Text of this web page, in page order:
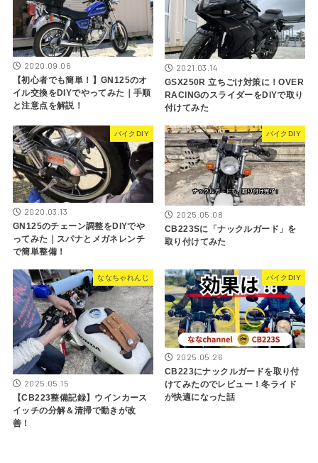
2020.09.06
【初心者でも簡単！】GN125のオ
イル交換をDIYでやってみた｜手順
と注意点を解説！
2021.03.14
GSX250R 立ちごけ対策に！OVER
RACINGのスライダーをDIYで取り
付けてみた
バイクDIY
2020.03.13
GN125のチェーン調整をDIYでや
ってみた｜スパナとメガネレンチ
で簡単整備！
バイクDIY
2025.05.08
CB223Sに「ナックルガード」を
取り付けてみた
ななちゃれんじ
2025.05.15
【CB223整備記録】ウインカース
イッチの分解＆清掃で動きが改
善！
バイクDIY
2025.05.26
CB223にナックルガードを取り付
けてみたのでレビュー！冬ライド
が快適になった話